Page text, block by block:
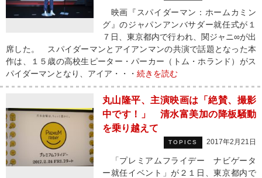
映画『スパイダーマン：ホームカミン
グ』のジャパンアンバサダー就任式が１
７日、東京都内で行われ、関ジャニ∞が出
席した。 スパイダーマンとアイアンマンの共演で話題となった本
作は、１５歳の高校生ピーター・パーカー（トム・ホランド）がス
パイダーマンとなり、アイア・・・ 続きを読む
丸山隆平、主演映画は「絶賛、撮影
中です！」 清水富美加の降板騒動
を乗り越えて
TOPICS 2017年2月21日
「プレミアムフライデー ナビゲータ
ー就任イベント」が２１日、東京都内で